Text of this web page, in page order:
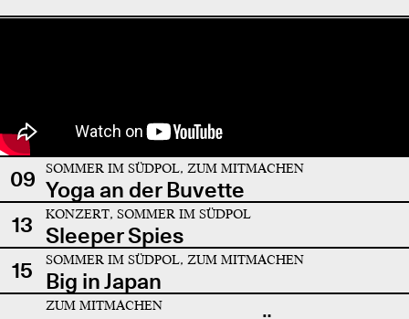
09 SOMMER IM SÜDPOL, ZUM MITMACHEN
Yoga an der Buvette
13
KONZERT, SOMMER IM SÜDPOL
Sleeper Spies
15
SOMMER IM SÜDPOL, ZUM MITMACHEN
Big in Japan
ZUM MITMACHEN